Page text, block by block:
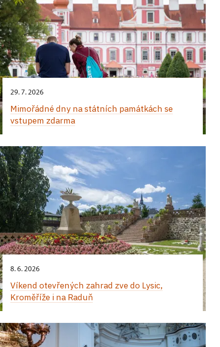
29. 7. 2026
Mimořádné dny na státních památkách se
vstupem zdarma
8. 6. 2026
Víkend otevřených zahrad zve do Lysic,
Kroměříže i na Raduň